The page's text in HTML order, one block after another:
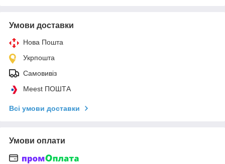
Умови доставки
Нова Пошта
Укрпошта
Самовивіз
Meest ПОШТА
Всі умови доставки
Умови оплати